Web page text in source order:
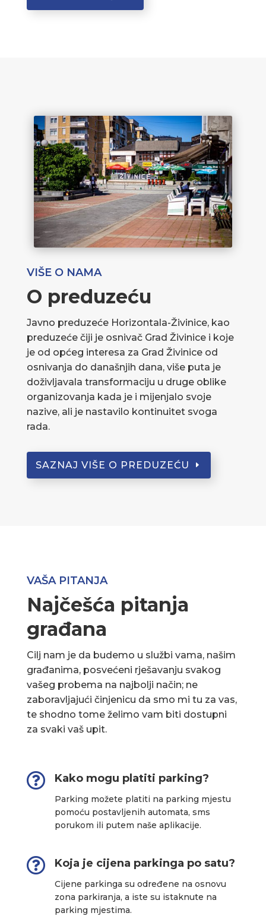
VIŠE O NAMA
O preduzeću
Javno preduzeće Horizontala-Živinice, kao
preduzeće čiji je osnivač Grad Živinice i koje
je od općeg interesa za Grad Živinice od
osnivanja do današnjih dana, više puta je
doživljavala transformaciju u druge oblike
organizovanja kada je i mijenjalo svoje
nazive, ali je nastavilo kontinuitet svoga
rada.
SAZNAJ VIŠE O PREDUZEĆU
VAŠA PITANJA
Najčešća pitanja
građana
Cilj nam je da budemo u službi vama, našim
građanima, posvećeni rješavanju svakog
vašeg probema na najbolji način; ne
zaboravljajući činjenicu da smo mi tu za vas,
te shodno tome želimo vam biti dostupni
za svaki vaš upit.
 Kako mogu platiti parking?
Parking možete platiti na parking mjestu
pomoću postavljenih automata, sms
porukom ili putem naše aplikacije.
 Koja je cijena parkinga po satu?
Cijene parkinga su određene na osnovu
zona parkiranja, a iste su istaknute na
parking mjestima.